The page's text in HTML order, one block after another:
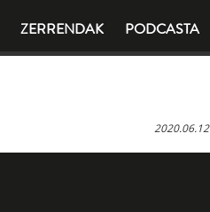
ZERRENDAK PODCASTA
2020.06.12